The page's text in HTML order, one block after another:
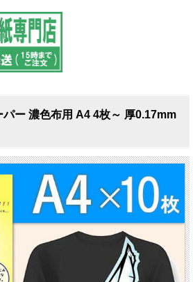
ー 濃色布用 A4 4枚～ 厚0.17mm